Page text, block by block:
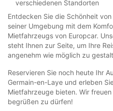
verschiedenen Standorten
Entdecken Sie die Schönheit
seiner Umgebung mit dem
Mietfahrzeugs von Europcar.
steht Ihnen zur Seite, um Ihre
angenehm wie möglich zu
Reservieren Sie noch heute Ihr
Germain-en-Laye und erleben
Mietfahrzeuge bieten. Wir
begrüßen zu dürfen!